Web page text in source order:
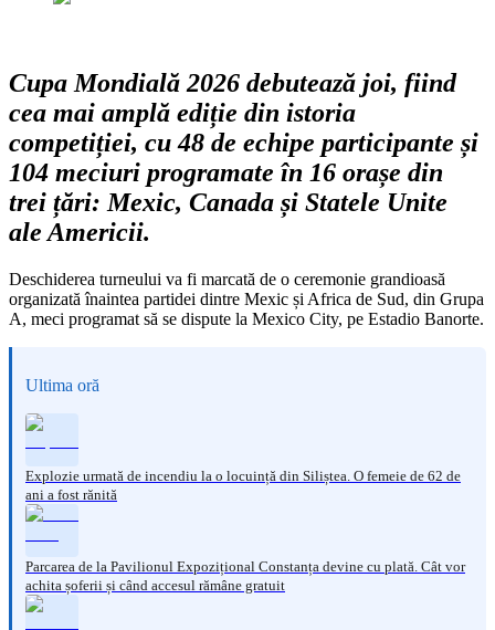
Cupa Mondială 2026 debutează joi, fiind
cea mai amplă ediție din istoria
competiției, cu 48 de echipe participante și
104 meciuri programate în 16 orașe din
trei țări: Mexic, Canada și Statele Unite
ale Americii.
Deschiderea turneului va fi marcată de o ceremonie grandioasă
organizată înaintea partidei dintre Mexic și Africa de Sud, din Grupa
A, meci programat să se dispute la Mexico City, pe Estadio Banorte.
Ultima oră
Explozie urmată de incendiu la o locuință din Siliștea. O femeie de 62 de
ani a fost rănită
Parcarea de la Pavilionul Expozițional Constanța devine cu plată. Cât vor
achita șoferii și când accesul rămâne gratuit